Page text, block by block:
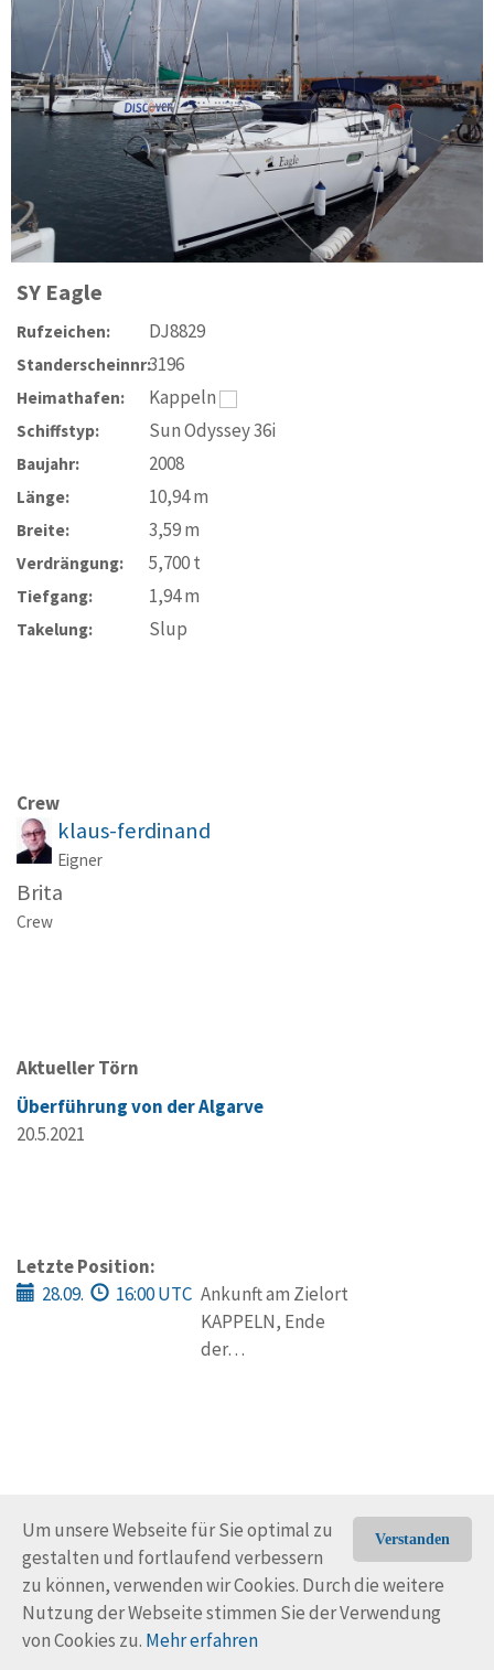
Verstanden
Um unsere Webseite für Sie optimal zu
gestalten und fortlaufend verbessern
zu können, verwenden wir Cookies. Durch die weitere
Nutzung der Webseite stimmen Sie der Verwendung
von Cookies zu. Mehr erfahren
SY Eagle
Rufzeichen: DJ8829
Standerscheinnr:3196
Heimathafen: Kappeln
Schiffstyp: Sun Odyssey 36i
Baujahr: 2008
Länge: 10,94m
Breite: 3,59m
Verdrängung: 5,700t
Tiefgang: 1,94m
Takelung: Slup
Crew
klaus-ferdinand
Eigner
Brita
Crew
Aktueller Törn
Überführung von der Algarve
20.5.2021
Letzte Position:
28.09.
16:00 UTC Ankunft am Zielort
KAPPELN, Ende
der…
© Trans-Ocean e.V. 2010-2026 Impressum
Nutzungsbedingungen
Rechtliche Hinweise